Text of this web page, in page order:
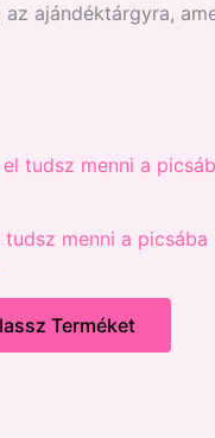
ajándéktárgyra,
tudsz menni a picsába
Terméket